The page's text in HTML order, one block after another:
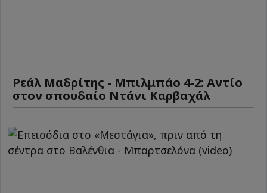
Ρεάλ Μαδρίτης - Μπιλμπάο 4-2: Αντίο
στον σπουδαίο Ντάνι Καρβαχάλ